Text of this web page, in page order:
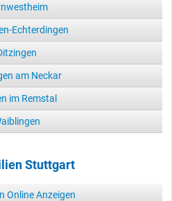
Echterdingen
am Neckar
im Remstal
Stuttgart
Online Anzeigen